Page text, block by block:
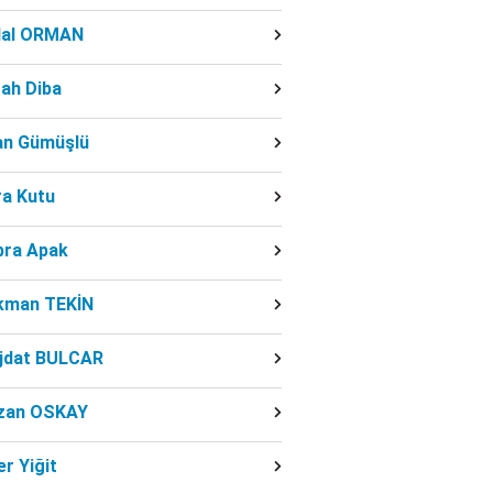
ORMAN
Diba
Gümüşlü
Kutu
Apak
TEKİN
BULCAR
OSKAY
Yiğit